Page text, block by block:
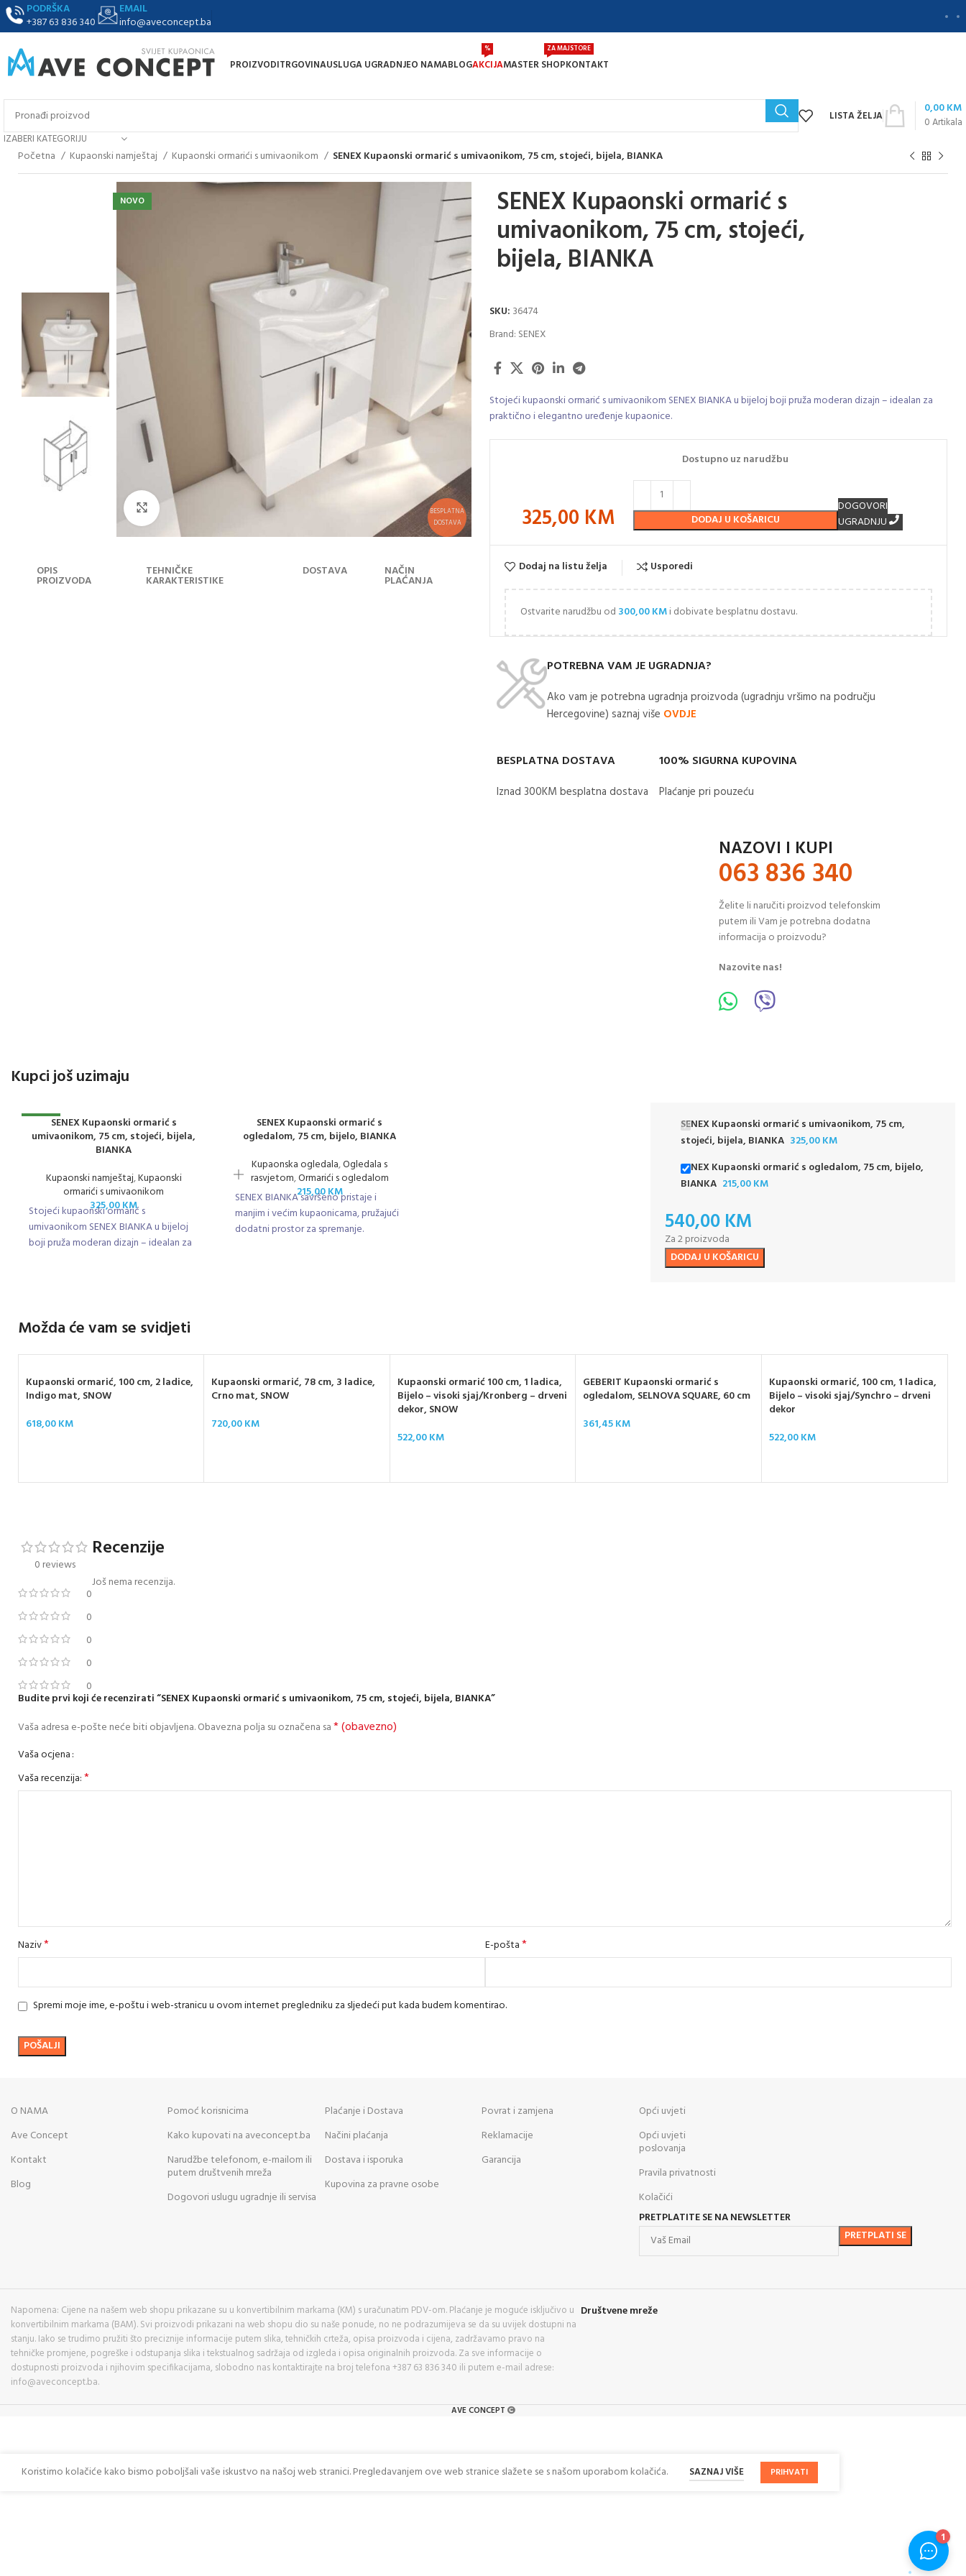
PODRŠKA
+387 63 836 340
EMAIL
info@aveconcept.ba
PROIZVODITRGOVINAUSLUGA UGRADNJEO NAMABLOGAKCIJA
%
MASTER SHOP
ZA MAJSTORE
KONTAKT
IZABERI KATEGORIJU
LISTA ŽELJA 0Artikala
0,00KM
Početna Kupaonski namještaj Kupaonski ormarići s umivaonikom SENEX Kupaonski ormarić s umivaonikom, 75 cm, stojeći, bijela, BIANKA
BESPLATNA
DOSTAVA
NOVO
Klikni za uvećanje
OPIS
PROIZVODA
TEHNIČKE
KARAKTERISTIKE
DOSTAVA NAČIN
PLAĆANJA
SENEX Kupaonski ormarić s
umivaonikom, 75 cm, stojeći,
bijela, BIANKA
SKU: 36474
Brand: SENEX
Stojeći kupaonski ormarić s umivaonikom SENEX BIANKA u bijeloj boji pruža moderan dizajn – idealan za
praktično i elegantno uređenje kupaonice.
325,00 KM
Dostupno uz narudžbu
DODAJ U KOŠARICU
DOGOVORI
UGRADNJU
Dodaj na listu želja Usporedi
Ostvarite narudžbu od 300,00KMi dobivate besplatnu dostavu.
POTREBNA VAM JE UGRADNJA?
Ako vam je potrebna ugradnja proizvoda (ugradnju vršimo na području
Hercegovine) saznaj više OVDJE
BESPLATNA DOSTAVA
Iznad 300KM besplatna dostava​
100% SIGURNA KUPOVINA
Plaćanje pri pouzeću
NAZOVI I KUPI
063 836 340
Želite li naručiti proizvod telefonskim
putem ili Vam je potrebna dodatna
informacija o proizvodu?
Nazovite nas!
Kupci još uzimaju
NOVOSENEX Kupaonski ormarić s
umivaonikom, 75 cm, stojeći, bijela,
BIANKA
Kupaonski namještaj,Kupaonski
ormarići s umivaonikom
325,00KM
Stojeći kupaonski ormarić s
umivaonikom SENEX BIANKA u bijeloj
boji pruža moderan dizajn – idealan za
SENEX Kupaonski ormarić s
ogledalom, 75 cm, bijelo, BIANKA
Kupaonska ogledala,Ogledala s
rasvjetom,Ormarići s ogledalom
215,00KM
SENEX BIANKA savršeno pristaje i
manjim i većim kupaonicama, pružajući
dodatni prostor za spremanje.
SENEX Kupaonski ormarić s umivaonikom, 75 cm,
stojeći, bijela, BIANKA 325,00KM
SENEX Kupaonski ormarić s ogledalom, 75 cm, bijelo,
BIANKA 215,00KM
540,00KM
Za 2 proizvoda
DODAJ U KOŠARICU
Možda će vam se svidjeti
Kupaonski ormarić, 100 cm, 2 ladice,
Indigo mat, SNOW
618,00KM
Kupaonski ormarić, 78 cm, 3 ladice,
Crno mat, SNOW
720,00KM
Kupaonski ormarić 100 cm, 1 ladica,
Bijelo – visoki sjaj/Kronberg – drveni
dekor, SNOW
522,00KM
GEBERIT Kupaonski ormarić s
ogledalom, SELNOVA SQUARE, 60 cm
361,45KM
Kupaonski ormarić, 100 cm, 1 ladica,
Bijelo – visoki sjaj/Synchro – drveni
dekor
522,00KM
0 reviews
0
0
0
0
0
Recenzije
Još nema recenzija.
Budite prvi koji će recenzirati “SENEX Kupaonski ormarić s umivaonikom, 75 cm, stojeći, bijela, BIANKA”
Vaša adresa e-pošte neće biti objavljena.Obavezna polja su označena sa* (obavezno)
Vaša ocjena
Vaša recenzija:*
Naziv* E-pošta*
Spremi moje ime, e-poštu i web-stranicu u ovom internet pregledniku za sljedeći put kada budem komentirao.
O NAMA
Ave Concept
Kontakt
Blog
Pomoć korisnicima
Kako kupovati na aveconcept.ba
Narudžbe telefonom, e-mailom ili
putem društvenih mreža
Dogovori uslugu ugradnje ili servisa
Plaćanje i Dostava
Načini plaćanja
Dostava i isporuka
Kupovina za pravne osobe
Povrat i zamjena
Reklamacije
Garancija
Opći uvjeti
Opći uvjeti
poslovanja
Pravila privatnosti
Kolačići
PRETPLATITE SE NA NEWSLETTER
Napomena: Cijene na našem web shopu prikazane su u konvertibilnim markama (KM) s uračunatim PDV-om. Plaćanje je moguće isključivo u
konvertibilnim markama (BAM). Svi proizvodi prikazani na web shopu dio su naše ponude, no ne podrazumijeva se da su uvijek dostupni na
stanju. Iako se trudimo pružiti što preciznije informacije putem slika, tehničkih crteža, opisa proizvoda i cijena, zadržavamo pravo na
tehničke promjene, pogreške i odstupanja slika i tekstualnog sadržaja od izgleda i opisa originalnih proizvoda. Za sve informacije o
dostupnosti proizvoda i njihovim specifikacijama, slobodno nas kontaktirajte na broj telefona +387 63 836 340 ili putem e-mail adrese:
info@aveconcept.ba.
Društvene mreže
AVE CONCEPT
Koristimo kolačiće kako bismo poboljšali vaše iskustvo na našoj web stranici. Pregledavanjem ove web stranice slažete se s našom uporabom kolačića. SAZNAJ VIŠE PRIHVATI